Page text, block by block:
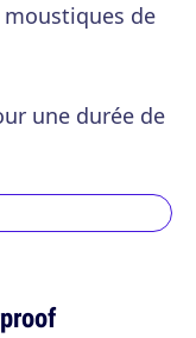
moustiques de
une durée de